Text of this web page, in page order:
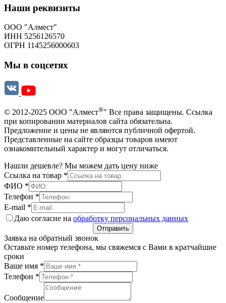
Наши реквизиты
ООО "Алмест"
ИНН 5256126570
ОГРН 1145256000603
Мы в соцсетях
© 2012-2025 ООО "Алмест®" Все права защищены. Ссылка
при копировании материалов сайта обязательна.
Предложение и цены не являются публичной офертой.
Представленные на сайте образцы товаров имеют
ознакомительный характер и могут отличаться.
Нашли дешевле? Мы можем дать цену ниже
Ссылка на товар *
ФИО *
Телефон *
E-mail *
Даю согласие на обработку персональных данных
Отправить
Заявка на обратный звонок
Оставьте номер телефона, мы свяжемся с Вами в кратчайшие
сроки
Ваше имя *
Телефон *
Сообщение